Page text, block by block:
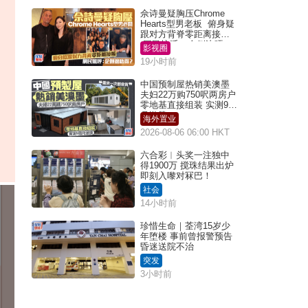
佘诗曼疑胸压Chrome
Hearts型男老板 俯身疑
跟对方背脊零距离接触
网民惊呼：企侧边唔
得？
影视圈
19小时前
中国预制屋热销美澳墨
夫妇22万购750呎两房户
零地基直接组装 实测9个
月激赞
海外置业
2026-08-06 06:00 HKT
六合彩︱头奖一注独中
得1900万 搅珠结果出炉
即刻入嚟对冧巴！
社会
14小时前
珍惜生命｜荃湾15岁少
年堕楼 事前曾报警预告
昏迷送院不治
突发
3小时前